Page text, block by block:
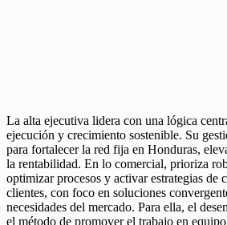
La alta ejecutiva lidera con una lógica
ejecución y crecimiento sostenible. Su
para fortalecer la red fija en Honduras,
la rentabilidad. En lo comercial, prioriza
optimizar procesos y activar estrategias de
clientes, con foco en soluciones
necesidades del mercado. Para ella, el
el método de promover el trabajo en